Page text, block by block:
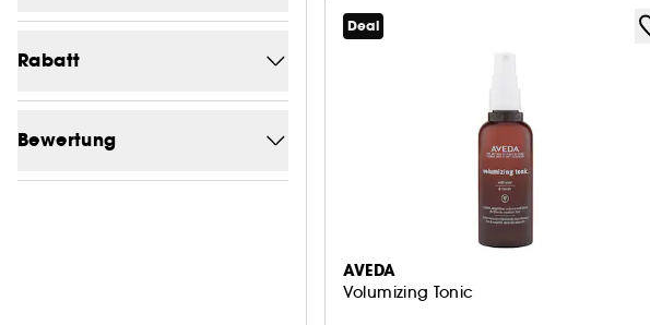
Rabatt
Bewertung
Deal
AVEDA
Volumizing Tonic